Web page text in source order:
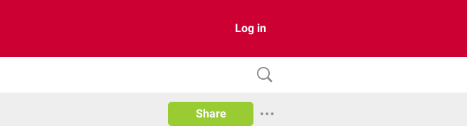
Log in
Share